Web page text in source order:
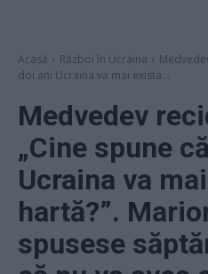
Acasă Război în Ucraina
doi ani Ucraina va mai exista...
Medvedev
„Cine spune
Ucraina va
hartă?”.
spusese